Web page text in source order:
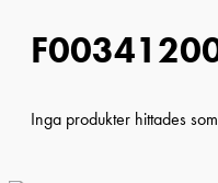
Inga produkter hittades